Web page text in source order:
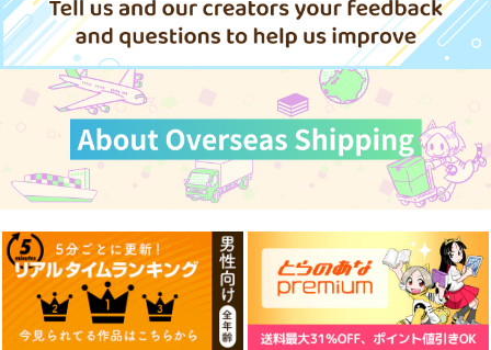
今日の一枚 2024
年 Vol.1
WhitePlanter
（税込）
サンプル
作品詳細
今日の一枚 2024
サンプル
作品詳細
今日の一枚 2025
年 Vol.2
WhitePlanter
1,320
サンプル
作品詳細
東方Project
フランドール・スカーレット
サンプル
カート